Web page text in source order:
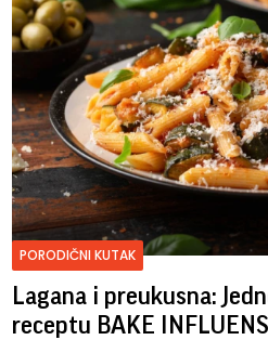
PORODIČNI KUTAK
Lagana i preukusna:
receptu BAKE